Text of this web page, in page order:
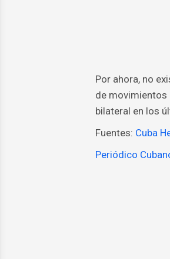
Por ahora, no
de movimientos
bilateral en los
Fuentes: Cuba
Periódico